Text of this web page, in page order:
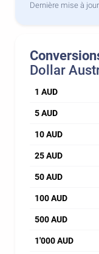
Dernière mise à
Dollar
1 AUD
5 AUD
10 AUD
25 AUD
50 AUD
100 AUD
500 AUD
1'000 AUD